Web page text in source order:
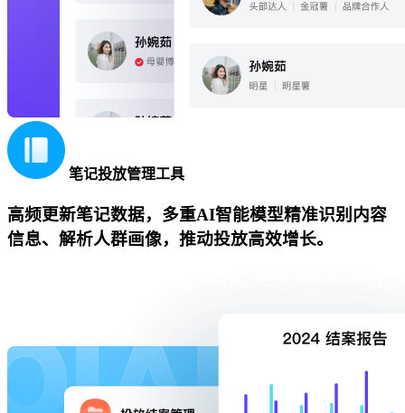
笔记投放管理工具
高频更新笔记数据，多重AI智能模型精准识别内容
信息、解析人群画像，推动投放高效增长。